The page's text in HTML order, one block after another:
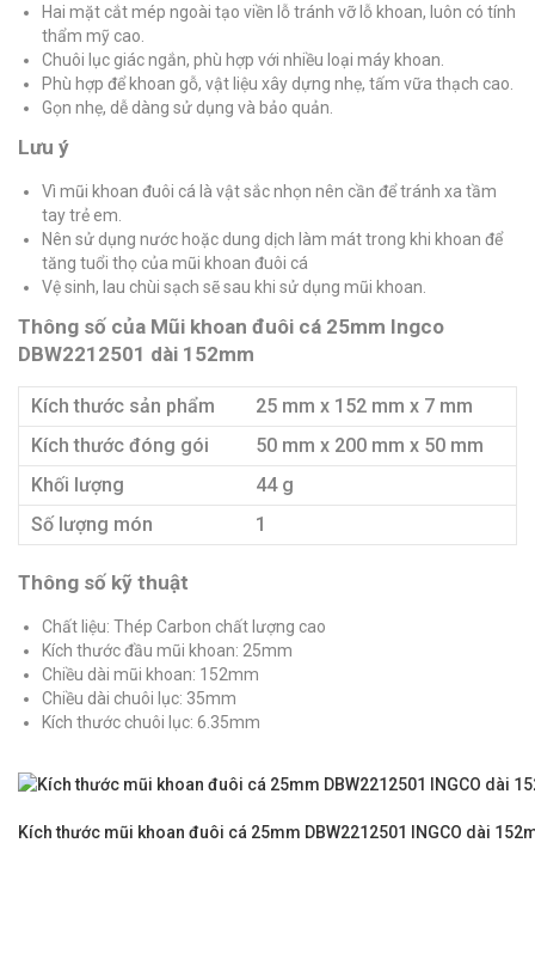
Hai mặt cắt mép ngoài tạo viền lỗ tránh vỡ lỗ khoan, luôn có tính
thẩm mỹ cao.
Chuôi lục giác ngắn, phù hợp với nhiều loại máy khoan.
Phù hợp để khoan gỗ, vật liệu xây dựng nhẹ, tấm vữa thạch cao.
Gọn nhẹ, dễ dàng sử dụng và bảo quản.
Lưu ý
Vì mũi khoan đuôi cá là vật sắc nhọn nên cần để tránh xa tầm
tay trẻ em.
Nên sử dụng nước hoặc dung dịch làm mát trong khi khoan để
tăng tuổi thọ của mũi khoan đuôi cá
Vệ sinh, lau chùi sạch sẽ sau khi sử dụng mũi khoan.
Thông số của Mũi khoan đuôi cá 25mm Ingco
DBW2212501 dài 152mm
Kích thước sản phẩm
25 mm x 152 mm x 7 mm
Kích thước đóng gói
50 mm x 200 mm x 50 mm
Khối lượng
44 g
Số lượng món
1
Thông số kỹ thuật
Chất liệu: Thép Carbon chất lượng cao
Kích thước đầu mũi khoan: 25mm
Chiều dài mũi khoan: 152mm
Chiều dài chuôi lục: 35mm
Kích thước chuôi lục: 6.35mm
Kích thước mũi khoan đuôi cá 25mm DBW2212501 INGCO dài